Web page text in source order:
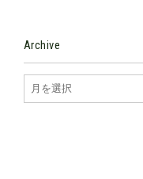
Archive